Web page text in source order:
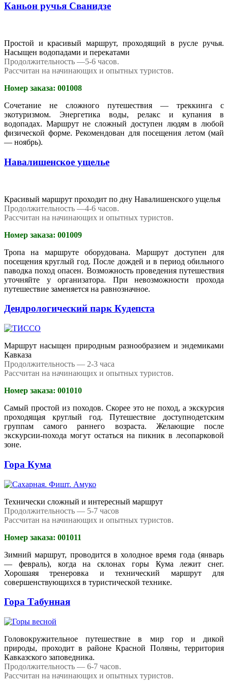
Каньон ручья Сванидзе
Простой и красивый маршрут, проходящий в русле ручья.
Насыщен водопадами и перекатами
Продолжительность —5-6 часов.
Рассчитан на начинающих и опытных туристов.
Номер заказа: 001008
Сочетание не сложного путешествия — треккинга с
экотуризмом. Энергетика воды, релакс и купания в
водопадах. Маршрут не сложный доступен людям в любой
физической форме. Рекомендован для посещения летом (май
— ноябрь).
Навалишенское ущелье
Красивый маршрут проходит по дну Навалишенского ущелья
Продолжительность —4-6 часов.
Рассчитан на начинающих и опытных туристов.
Номер заказа: 001009
Тропа на маршруте оборудована. Маршрут доступен для
посещения круглый год. После дождей и в период обильного
паводка поход опасен. Возможность проведения путешествия
уточняйте у организатора. При невозможности прохода
путешествие заменяется на равнозначное.
Дендрологический парк Кудепста
Маршрут насыщен природным разнообразием и эндемиками
Кавказа
Продолжительность — 2-3 часа
Рассчитан на начинающих и опытных туристов.
Номер заказа: 001010
Самый простой из походов. Скорее это не поход, а экскурсия
проходящая круглый год. Путешествие доступнодетским
группам самого раннего возраста. Желающие после
экскурсии-похода могут остаться на пикник в лесопарковой
зоне.
Гора Кума
Технически сложный и интересный маршрут
Продолжительность — 5-7 часов
Рассчитан на начинающих и опытных туристов.
Номер заказа: 001011
Зимний маршрут, проводится в холодное время года (январь
— февраль), когда на склонах горы Кума лежит снег.
Хорошаяя тренеровка и технический маршрут для
совершенствующихся в туристической технике.
Гора Табунная
Головокружительное путешествие в мир гор и дикой
природы, проходит в районе Красной Поляны, территория
Кавказского заповедника.
Продолжительность — 6-7 часов.
Рассчитан на начинающих и опытных туристов.